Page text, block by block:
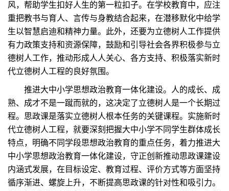
风，帮助学生扣好人生的第一粒扣子。在学校教育中，应注
重把教书与育人、言传与身教结合起来，在潜移默化中给学
生以智慧启迪和精神力量。此外，还要为立德树人工作提供
有力政策支持和资源保障，鼓励和引导社会各界积极参与立
德树人工作，推动形成人人关心、各方支持、积极落实新时
代立德树人工程的良好氛围。
推进大中小学思想政治教育一体化建设。人的成长、成
熟、成才不是一蹴而就的，这决定了立德树人是一个长期过
程。思政课是落实立德树人根本任务的关键课程。实施新时
代立德树人工程，就要深刻把握大中小学不同学生群体成长
特点，明确不同学段思想政治教育的重点任务，着力推进大
中小学思想政治教育一体化建设，守正创新推动思政课建设
内涵式发展，在目标设定、教育过程、评价方式等方面坚持
循序渐进、螺旋上升，不断提高思政课的针对性和吸引力。